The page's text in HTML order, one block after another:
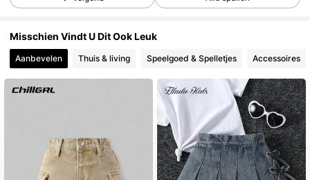
4.89 810K Volgers
Misschien Vindt U Dit Ook Leuk
Aanbevelen Thuis & living Speelgoed & Spelletjes Accessoires